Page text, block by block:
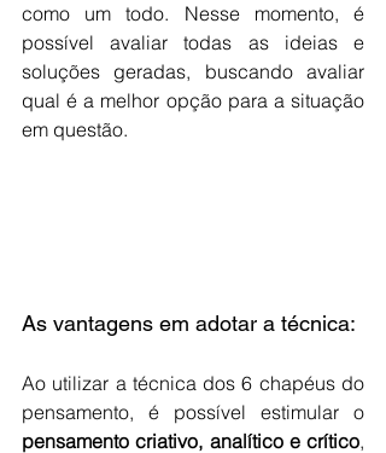
como um todo. Nesse momento, é
possível avaliar todas as ideias e
soluções geradas, buscando avaliar
qual é a melhor opção para a situação
em questão.
As vantagens em adotar a técnica:
Ao utilizar a técnica dos 6 chapéus do
pensamento criativo, analítico e crítico,